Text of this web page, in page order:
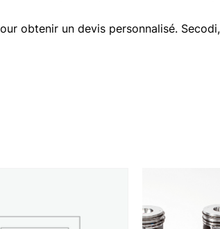
obtenir un devis personnalisé.